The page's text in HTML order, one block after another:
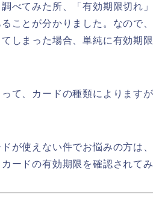
べてみた所、「有効期限切れ
ことが分かりました。なので
てしまった場合、単純に有効期
て、カードの種類によります
が使えない件でお悩みの方は
ードの有効期限を確認されて